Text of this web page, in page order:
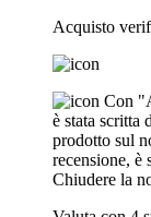
Acquisto
Con
è stata scritta
prodotto sul
recensione, è
Chiudere la